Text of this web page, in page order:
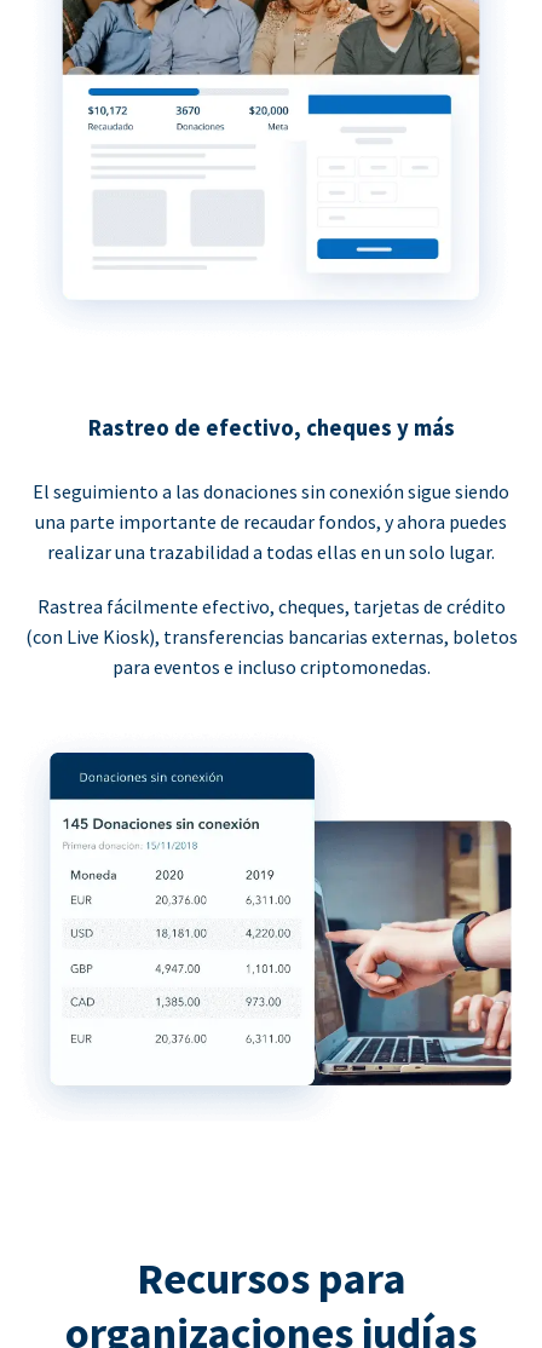
Rastreo de efectivo, cheques y más
El seguimiento a las donaciones sin conexión sigue siendo
una parte importante de recaudar fondos, y ahora puedes
realizar una trazabilidad a todas ellas en un solo lugar.
Rastrea fácilmente efectivo, cheques, tarjetas de crédito
(con Live Kiosk), transferencias bancarias externas, boletos
para eventos e incluso criptomonedas.
Recursos para
organizaciones judías